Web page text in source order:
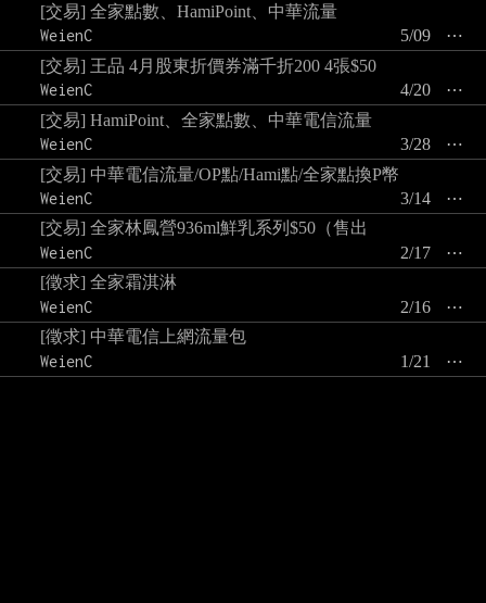
[交易] 全家點數、HamiPoint、中華流量
WeienC
⋯
5/09
[交易] 王品 4月股東折價券滿千折200 4張$50
WeienC
⋯
4/20
[交易] HamiPoint、全家點數、中華電信流量
WeienC
⋯
3/28
[交易] 中華電信流量/OP點/Hami點/全家點換P幣
WeienC
⋯
3/14
[交易] 全家林鳳營936ml鮮乳系列$50（售出
WeienC
⋯
2/17
[徵求] 全家霜淇淋
WeienC
⋯
2/16
[徵求] 中華電信上網流量包
WeienC
⋯
1/21